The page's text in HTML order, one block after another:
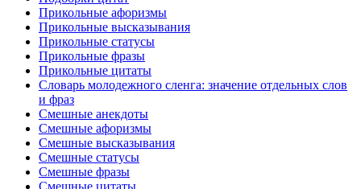
Прикольные афоризмы
Прикольные высказывания
Прикольные статусы
Прикольные фразы
Прикольные цитаты
Словарь молодежного сленга: значение отдельных слов
и фраз
Смешные анекдоты
Смешные афоризмы
Смешные высказывания
Смешные статусы
Смешные фразы
Смешные цитаты